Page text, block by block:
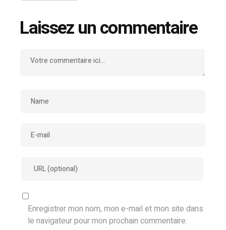
Laissez un commentaire
Enregistrer mon nom, mon e-mail et mon site dans
le navigateur pour mon prochain commentaire.